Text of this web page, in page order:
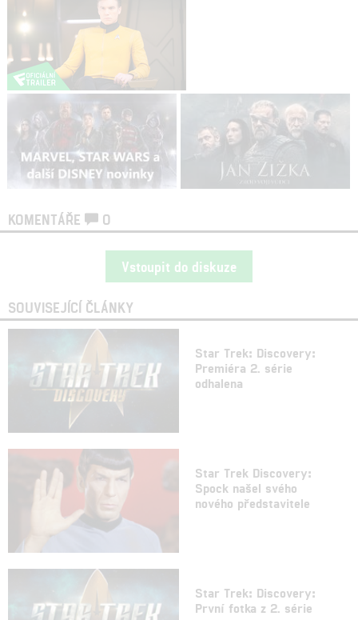
KOMENTÁŘE 0
Vstoupit do diskuze
SOUVISEJÍCÍ ČLÁNKY
Star Trek: Discovery:
Premiéra 2. série
odhalena
Star Trek Discovery:
Spock našel svého
nového představitele
Star Trek: Discovery:
První fotka z 2. série